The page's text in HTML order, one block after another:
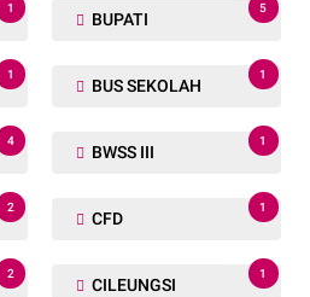
1
BUPATI
5
1
BUS SEKOLAH
1
4
BWSS III
1
2
CFD
1
2
CILEUNGSI
1